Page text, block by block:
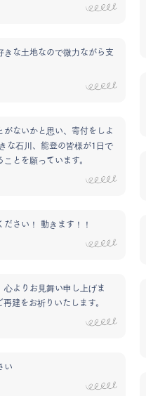
きな土地なので微力ながら支
がないかと思い、寄付をしよ
な石川、能登の皆様が1日で
とを願っています。
さい！ 動きます！！
心よりお見舞い申し上げま
建をお祈りいたします。
い